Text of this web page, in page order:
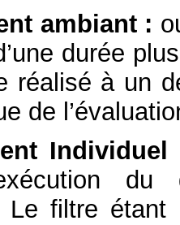
ambiant :
durée
réalisé à un
de
Individuel
Le filtre